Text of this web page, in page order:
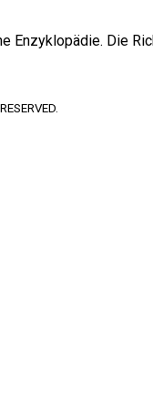
Enzyklopädie. Die